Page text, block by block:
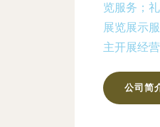
览服务；
展览展示
主开展经营
公司简